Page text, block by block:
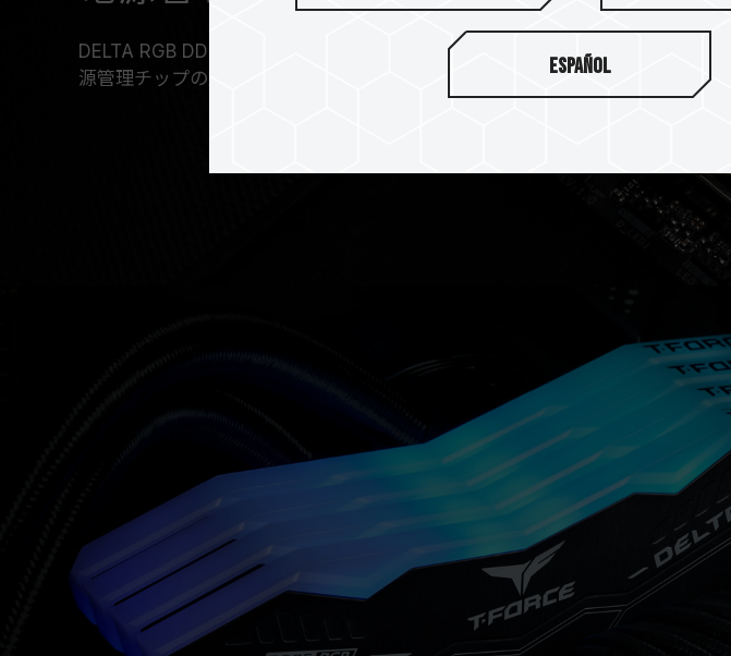
DELTA RGB DDR5は、優れた熱伝導率を備えた放熱用シリコンを使用して、電
源管理チップの放熱技術を効率化し、動作をより安定させます。
Español